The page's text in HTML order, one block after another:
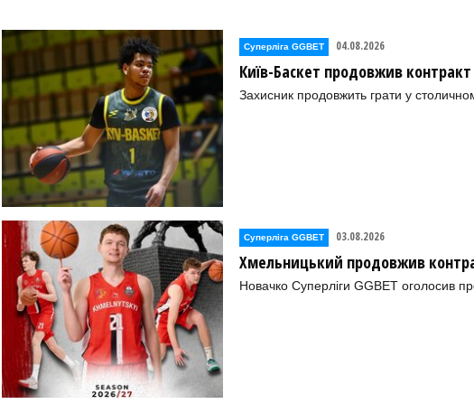
Пристань))
Суперліга GGBET 04.08.2026
Київ-Баскет продовжив
Захисник продовжить грати у
Суперліга GGBET 03.08.2026
Хмельницький продовжив
Новачко Суперліги GGBET оголосив